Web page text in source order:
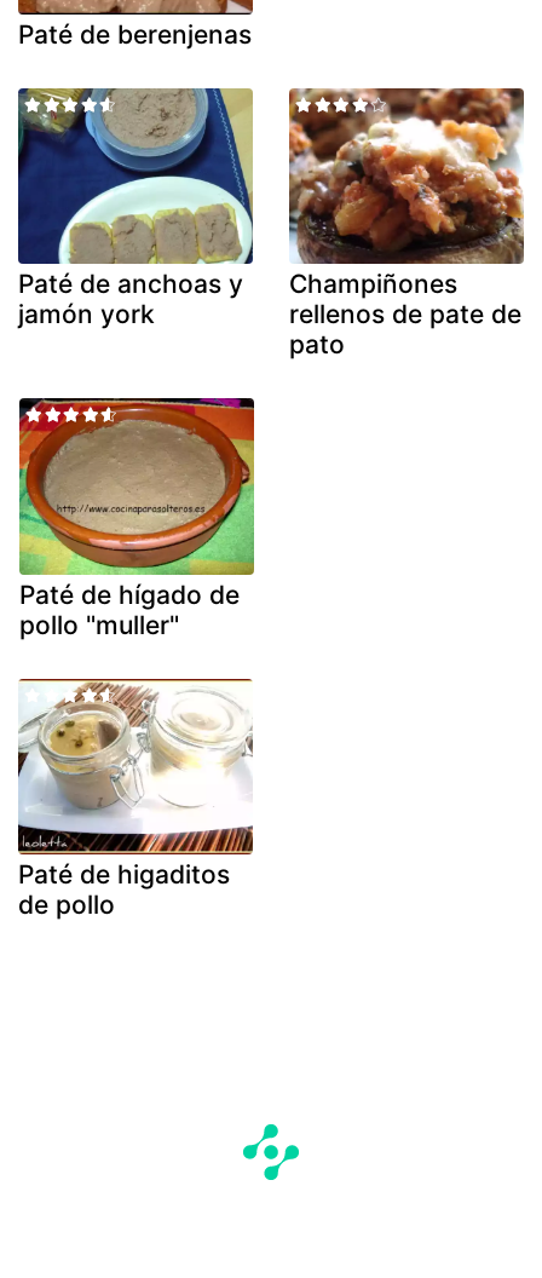
Paté de berenjenas
Paté de anchoas y
jamón york
Champiñones
rellenos de pate de
pato
Paté de hígado de
pollo "muller"
Paté de higaditos
de pollo